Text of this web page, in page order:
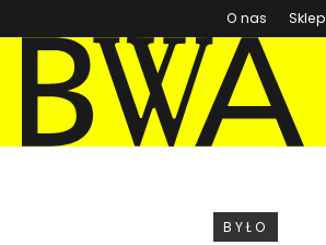
O nas Sklep
BWA Wrocław
Galerie Sztuki Współczesnej
WYDARZENIE
BYŁO